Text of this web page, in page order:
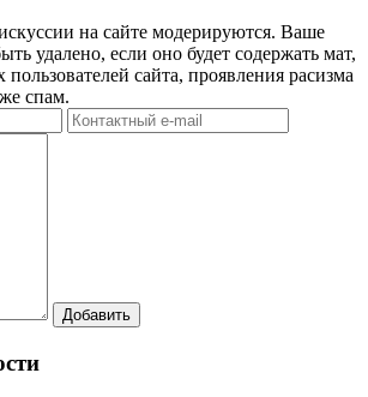
на сайте модерируются. Ваше
удалено, если оно будет содержать мат,
пользователей сайта, проявления расизма
спам.